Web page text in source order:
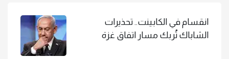
انقسام في الكابينت.. تحذيرات
الشاباك تُربك مسار اتفاق غزة